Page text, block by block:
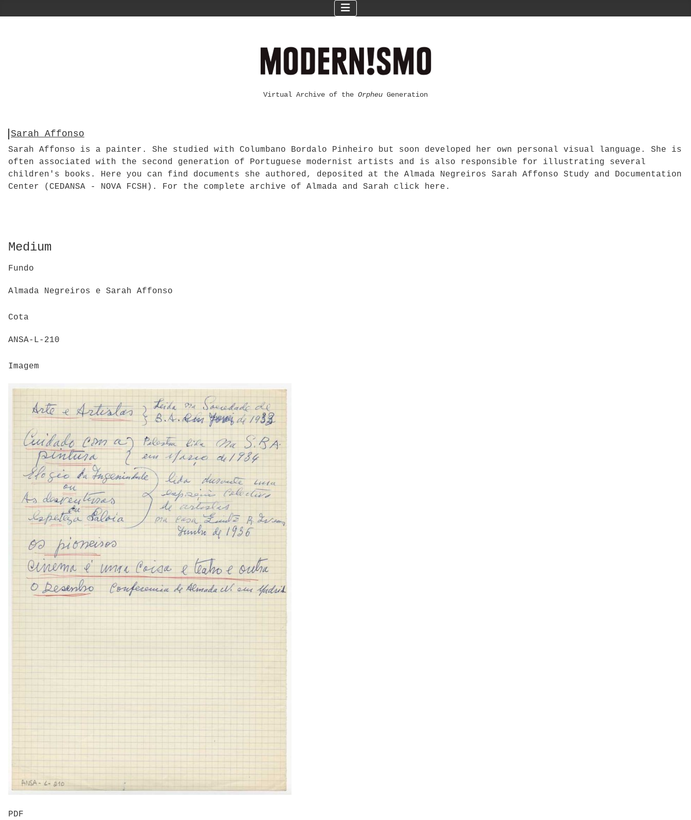
Virtual Archive of the Orpheu Generation
Sarah Affonso
Sarah Affonso is a painter. She studied with Columbano Bordalo Pinheiro but soon developed her own personal visual language. She is
often associated with the second generation of Portuguese modernist artists and is also responsible for illustrating several
children's books. Here you can find documents she authored, deposited at the Almada Negreiros Sarah Affonso Study and Documentation
Center (CEDANSA - NOVA FCSH). For the complete archive of Almada and Sarah click here.
Medium
Fundo
Almada Negreiros e Sarah Affonso
Cota
ANSA-L-210
Imagem
PDF